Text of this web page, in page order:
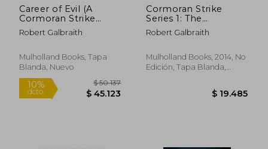
40%
dcto. $ 45.998
Career of Evil (A
Cormoran Strike
Novel) (en Inglés)
Robert Galbraith
Mulholland Books, Tapa
Blanda, Nuevo
Cormoran Strike
Series 1: The
Cuckoo`S Calling -
Hachette (en Inglés)
Robert Galbraith
Mulholland Books, 2014, No
Edición, Tapa Blanda,